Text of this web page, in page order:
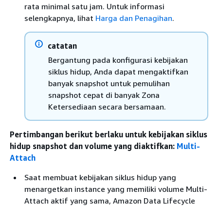
rata minimal satu jam. Untuk informasi
selengkapnya, lihat Harga dan Penagihan.
catatan
Bergantung pada konfigurasi kebijakan
siklus hidup, Anda dapat mengaktifkan
banyak snapshot untuk pemulihan
snapshot cepat di banyak Zona
Ketersediaan secara bersamaan.
Pertimbangan berikut berlaku untuk kebijakan siklus
hidup snapshot dan volume yang diaktifkan: Multi-
Attach
Saat membuat kebijakan siklus hidup yang
menargetkan instance yang memiliki volume Multi-
Attach aktif yang sama, Amazon Data Lifecycle